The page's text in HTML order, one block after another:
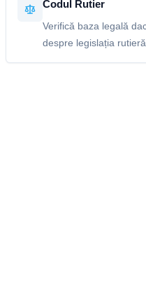
Codul Rutier
Verifică baza legală
despre legislația rutieră.